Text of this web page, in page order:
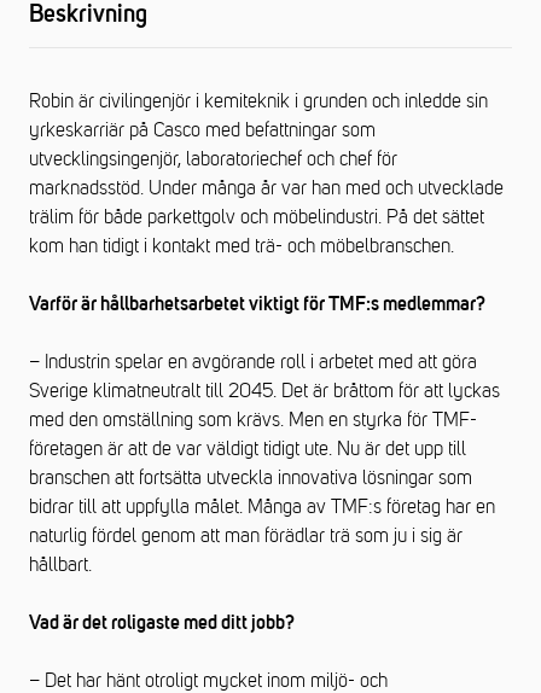
Beskrivning
Robin är civilingenjör i kemiteknik i grunden och inledde sin
yrkeskarriär på Casco med befattningar som
utvecklingsingenjör, laboratoriechef och chef för
marknadsstöd. Under många år var han med och utvecklade
trälim för både parkettgolv och möbelindustri. På det sättet
kom han tidigt i kontakt med trä- och möbelbranschen.
Varför är hållbarhetsarbetet viktigt för TMF:s medlemmar?
– Industrin spelar en avgörande roll i arbetet med att göra
Sverige klimatneutralt till 2045. Det är bråttom för att lyckas
med den omställning som krävs. Men en styrka för TMF-
företagen är att de var väldigt tidigt ute. Nu är det upp till
branschen att fortsätta utveckla innovativa lösningar som
bidrar till att uppfylla målet. Många av TMF:s företag har en
naturlig fördel genom att man förädlar trä som ju i sig är
hållbart.
Vad är det roligaste med ditt jobb?
– Det har hänt otroligt mycket inom miljö- och